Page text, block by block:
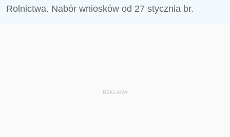
Rolnictwa. Nabór wniosków od 27 stycznia br.
REKLAMA